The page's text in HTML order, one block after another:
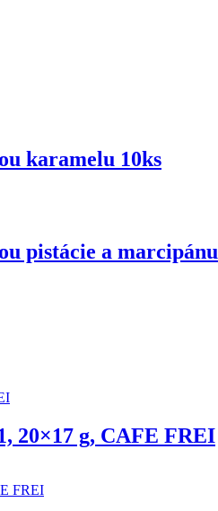
karamelu 10ks
pistácie a marcipánu
20×17 g, CAFE FREI